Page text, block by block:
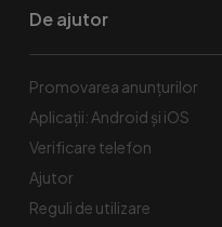
De ajutor
Promovarea anunțurilor
Aplicații: Android și iOS
Verificare telefon
Ajutor
Reguli de utilizare